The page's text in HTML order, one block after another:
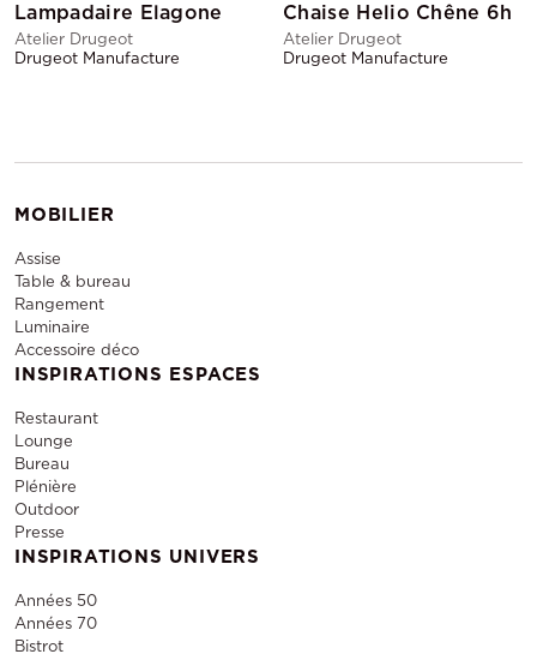
Lampadaire Elagone
Atelier Drugeot
Drugeot Manufacture
Chaise Helio Chêne 6h
Atelier Drugeot
Drugeot Manufacture
MOBILIER
Assise
Table & bureau
Rangement
Luminaire
Accessoire déco
INSPIRATIONS ESPACES
Restaurant
Lounge
Bureau
Plénière
Outdoor
Presse
INSPIRATIONS UNIVERS
Années 50
Années 70
Bistrot